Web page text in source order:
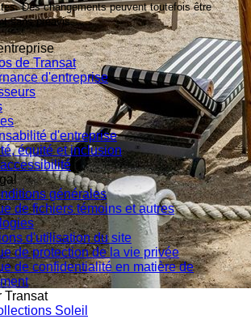
Des changements peuvent toutefois être
sans préavis.
de Transat
d'entreprise
d'entreprise
équité et inclusion
générales
de fichiers témoins et autres
d'utilisation du site
de protection de la vie privée
de confidentialité en matière de
Transat
Soleil